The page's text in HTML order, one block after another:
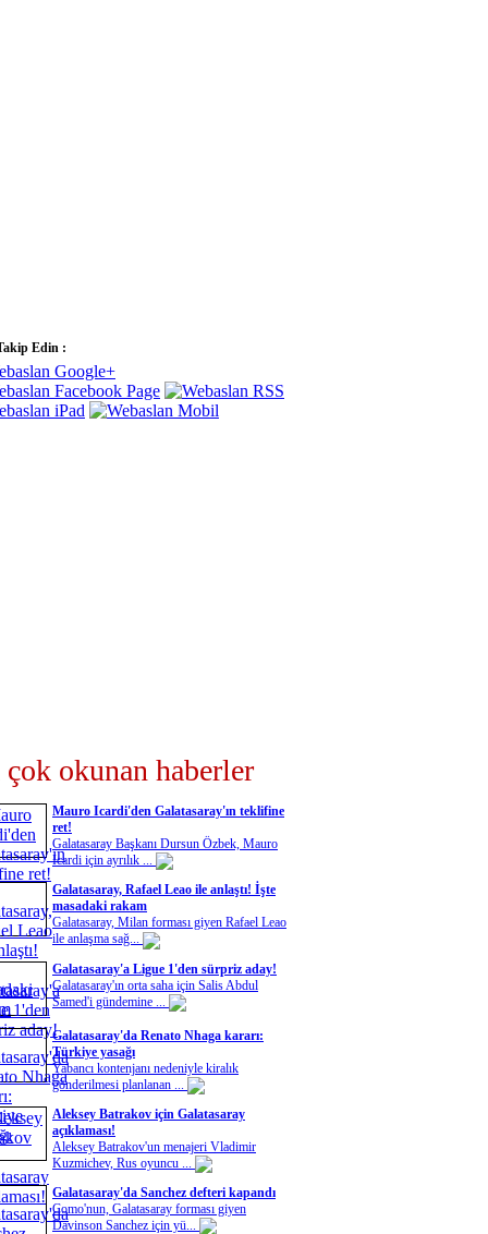
Edin :
çok okunan haberler
Mauro Icardi'den Galatasaray'ın teklifine
ret!
Galatasaray Başkanı Dursun Özbek, Mauro
Icardi için ayrılık ...
Galatasaray, Rafael Leao ile anlaştı! İşte
masadaki rakam
Galatasaray, Milan forması giyen Rafael Leao
ile anlaşma sağ...
Galatasaray'a Ligue 1'den sürpriz aday!
Galatasaray'ın orta saha için Salis Abdul
Samed'i gündemine ...
Galatasaray'da Renato Nhaga kararı:
Türkiye yasağı
Yabancı kontenjanı nedeniyle kiralık
gönderilmesi planlanan ...
Aleksey Batrakov için Galatasaray
açıklaması!
Aleksey Batrakov'un menajeri Vladimir
Kuzmichev, Rus oyuncu ...
Galatasaray'da Sanchez defteri kapandı
Como'nun, Galatasaray forması giyen
Davinson Sanchez için yü...